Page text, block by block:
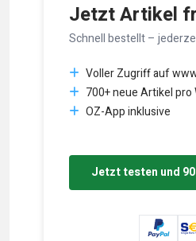
Jetzt Artikel
Schnell bestellt –
Voller Zugriff auf
700+ neue Artikel pro
OZ-App inklusive
Jetzt testen und 90